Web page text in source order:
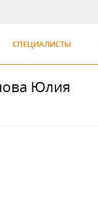
СПЕЦИАЛИСТЫ
Юлия